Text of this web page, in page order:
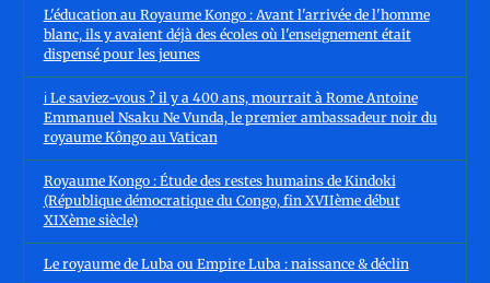
L'éducation au Royaume Kongo : Avant l'arrivée de l'homme
blanc, ils y avaient déjà des écoles où l'enseignement était
dispensé pour les jeunes
ℹ️ Le saviez-vous ? il y a 400 ans, mourrait à Rome Antoine
Emmanuel Nsaku Ne Vunda, le premier ambassadeur noir du
royaume Kôngo au Vatican
Royaume Kongo : Étude des restes humains de Kindoki
(République démocratique du Congo, fin XVIIème début
XIXème siècle)
Le royaume de Luba ou Empire Luba : naissance & déclin